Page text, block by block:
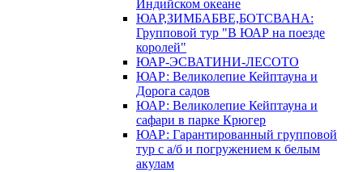
Индийском океане
ЮАР,ЗИМБАБВЕ,БОТСВАНА:
Групповой тур "В ЮАР на поезде
королей"
ЮАР-ЭСВАТИНИ-ЛЕСОТО
ЮАР: Великолепие Кейптауна и
Дорога садов
ЮАР: Великолепие Кейптауна и
сафари в парке Крюгер
ЮАР: Гарантированный групповой
тур с а/б и погружением к белым
акулам